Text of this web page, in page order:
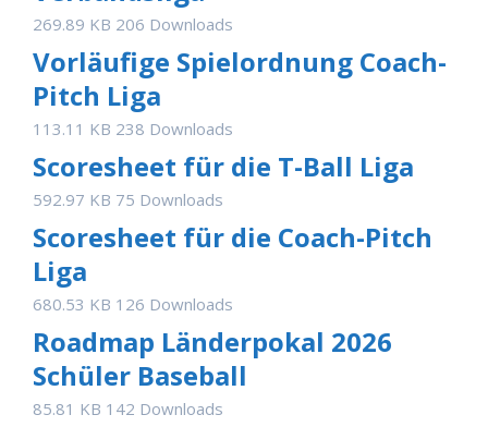
269.89 KB 206 Downloads
Vorläufige Spielordnung Coach-
Pitch Liga
113.11 KB 238 Downloads
Scoresheet für die T-Ball Liga
592.97 KB 75 Downloads
Scoresheet für die Coach-Pitch
Liga
680.53 KB 126 Downloads
Roadmap Länderpokal 2026
Schüler Baseball
85.81 KB 142 Downloads